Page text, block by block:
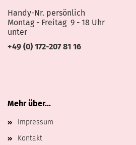
Handy-Nr. persönlich
Montag - Freitag 9 - 18 Uhr
unter
+49 (0) 172-207 81 16
Mehr über...
Impressum
Kontakt